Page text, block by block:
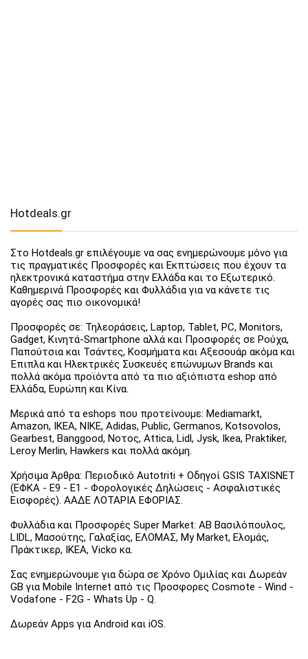
Hotdeals.gr
Στο Hotdeals.gr επιλέγουμε να σας ενημερώνουμε μόνο για
τις πραγματικές Προσφορές και Εκπτώσεις που έχουν τα
ηλεκτρονικά καταστήμα στην Ελλάδα και το Εξωτερικό.
Καθημερινά Προσφορές και Φυλλάδια για να κάνετε τις
αγορές σας πιο οικονομικά!
Προσφορές σε: Τηλεοράσεις, Laptop, Tablet, PC, Monitors,
Gadget, Κινητά-Smartphone αλλά και Προσφορές σε Ρούχα,
Παπούτσια και Τσάντες, Κοσμήματα και Αξεσουάρ ακόμα και
Έπιπλα και Ηλεκτρικές Συσκευές επώνυμων Brands και
πολλά ακόμα προϊόντα από τα πιο αξιόπιστα eshop από
Ελλάδα, Ευρώπη και Κίνα.
Μερικά από τα eshops που προτείνουμε: Mediamarkt,
Amazon, IKEA, NIKE, Adidas, Public, Germanos, Kotsovolos,
Gearbest, Banggood, Νοτος, Attica, Lidl, Jysk, Ikea, Praktiker,
Leroy Merlin, Hawkers και πολλά ακόμη.
Χρήσιμα Άρθρα: Περιοδικό Autotriti + Οδηγοί GSIS TAXISNET
(ΕΦΚΑ - Ε9 - Ε1 - Φορολογικές Δηλώσεις - Ασφαλιστικές
Εισφορές). ΑΑΔΕ ΛΟΤΑΡΙΑ ΕΦΟΡΙΑΣ.
Φυλλάδια και Προσφορές Super Market: ΑΒ Βασιλόπουλος,
LIDL, Μασούτης, Γαλαξίας, ΕΛΟΜΑΣ, My Market, Ελομάς,
Πράκτικερ, ΙΚΕΑ, Vicko κα.
Σας ενημερώνουμε για δώρα σε Χρόνο Ομιλίας και Δωρεάν
GB για Mobile Internet από τις Προσφορες Cosmote - Wind -
Vodafone - F2G - Whats Up - Q.
Δωρεάν Apps για Android και iOS.